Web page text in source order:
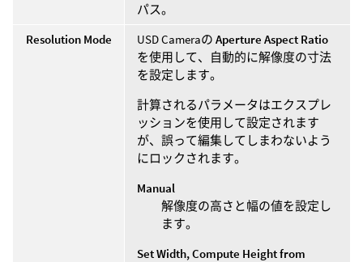
パス。
Resolution Mode
USD Cameraの Aperture Aspect Ratio
を使用して、自動的に解像度の寸法
を設定します。
計算されるパラメータはエクスプレ
ッションを使用して設定されます
が、誤って編集してしまわないよう
にロックされます。
Manual
解像度の高さと幅の値を設定し
ます。
Set Width, Compute Height from